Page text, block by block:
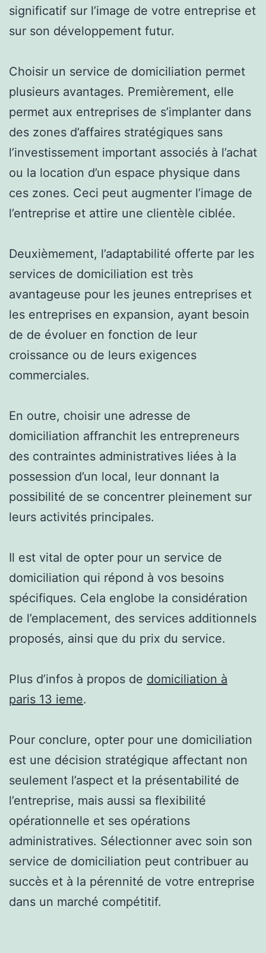
significatif sur l’image de votre entreprise et
sur son développement futur.
Choisir un service de domiciliation permet
plusieurs avantages. Premièrement, elle
permet aux entreprises de s’implanter dans
des zones d’affaires stratégiques sans
l’investissement important associés à l’achat
ou la location d’un espace physique dans
ces zones. Ceci peut augmenter l’image de
l’entreprise et attire une clientèle ciblée.
Deuxièmement, l’adaptabilité offerte par les
services de domiciliation est très
avantageuse pour les jeunes entreprises et
les entreprises en expansion, ayant besoin
de de évoluer en fonction de leur
croissance ou de leurs exigences
commerciales.
En outre, choisir une adresse de
domiciliation affranchit les entrepreneurs
des contraintes administratives liées à la
possession d’un local, leur donnant la
possibilité de se concentrer pleinement sur
leurs activités principales.
Il est vital de opter pour un service de
domiciliation qui répond à vos besoins
spécifiques. Cela englobe la considération
de l’emplacement, des services additionnels
proposés, ainsi que du prix du service.
Plus d’infos à propos de domiciliation à
paris 13 ieme.
Pour conclure, opter pour une domiciliation
est une décision stratégique affectant non
seulement l’aspect et la présentabilité de
l’entreprise, mais aussi sa flexibilité
opérationnelle et ses opérations
administratives. Sélectionner avec soin son
service de domiciliation peut contribuer au
succès et à la pérennité de votre entreprise
dans un marché compétitif.